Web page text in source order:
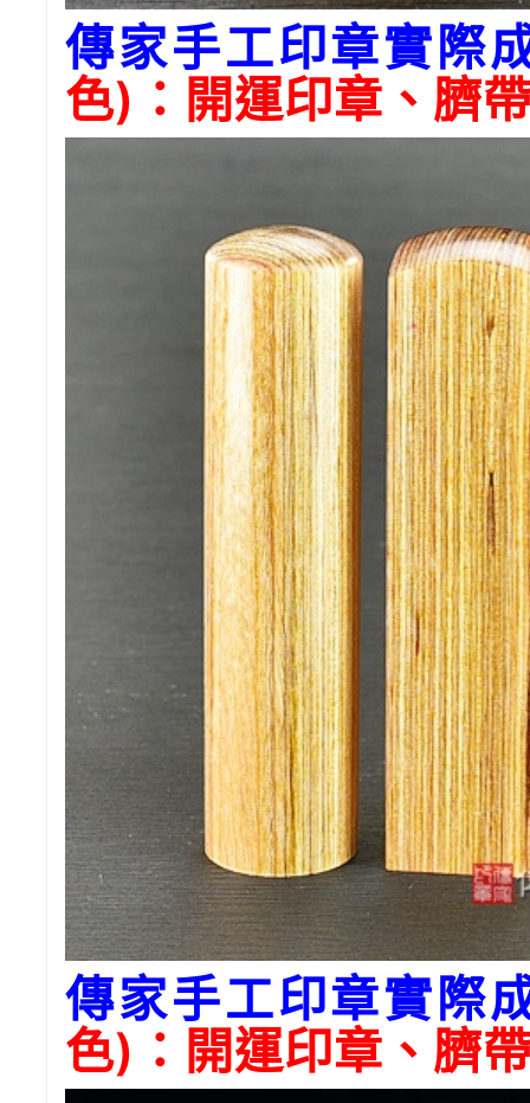
傳家手工印章實際
色)：開運印章、臍
傳家手工印章實際
色)：開運印章、臍